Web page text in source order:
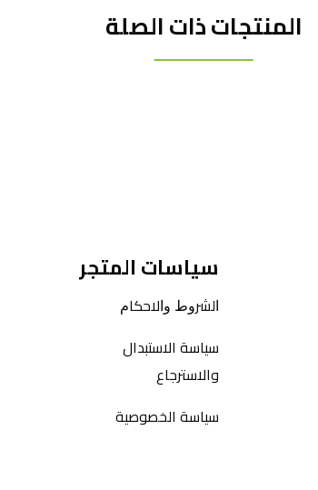
المنتجات ذات الصلة
سياسات المتجر
ﺍﻟﺸﺮﻭﻁ ﻭﺍﻻﺣﻜﺎﻡ
سياسة الاستبدال
والاسترجاع
سياسة الخصوصية